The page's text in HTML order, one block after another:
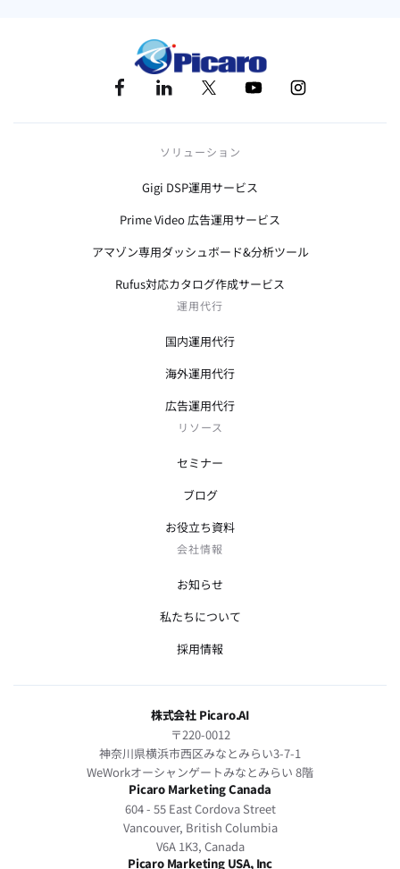
ソリューション
Gigi DSP運用サービス
Prime Video 広告運用サービス
アマゾン専用ダッシュボード&分析ツール
Rufus対応カタログ作成サービス
運用代行
国内運用代行
海外運用代行
広告運用代行
リソース
セミナー
ブログ
お役立ち資料
会社情報
お知らせ
私たちについて
採用情報
株式会社 Picaro.AI
〒220-0012
神奈川県横浜市西区みなとみらい3-7-1
WeWorkオーシャンゲートみなとみらい 8階
Picaro Marketing Canada
604 - 55 East Cordova Street
Vancouver, British Columbia
V6A 1K3, Canada
Picaro Marketing USA, Inc